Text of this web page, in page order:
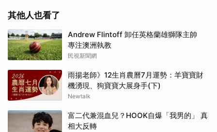
其他人也看了
Andrew Flintoff 卸任英格蘭雄獅隊主帥
專注澳洲執教
民視新聞網
雨揚老師》12生肖農曆7月運勢：羊寶寶財
機湧現、狗寶寶大展身手(下)
Newtalk
富二代兼混血兒？HOOK自爆「我男的」 真
相大反轉